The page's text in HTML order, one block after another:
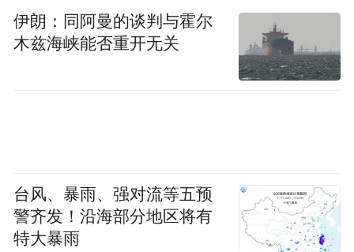
伊朗：同阿曼的谈判与霍尔
木兹海峡能否重开无关
台风、暴雨、强对流等五预
警齐发！沿海部分地区将有
特大暴雨